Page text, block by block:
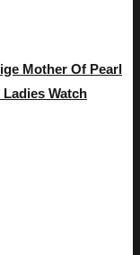
Mother Of Pearl
Watch